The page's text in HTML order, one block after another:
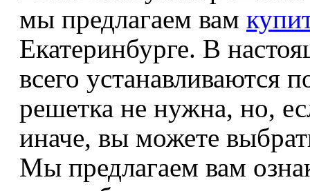
мы предлагаем вам
Екатеринбурге. В
всего устанавливаются
решетка не нужна, но,
иначе, вы можете
Мы предлагаем вам